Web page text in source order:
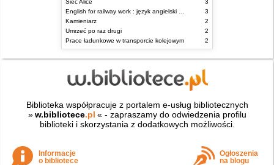
Sieć Alice
3
3
Kamieniarz
2
Umrzeć po raz drugi
2
Prace ładunkowe w transporcie kolejowym
2
Biblioteka współpracuje z portalem e-usług bibliotecznych
» w.bibliotece.pl « - zapraszamy do odwiedzenia profilu
biblioteki i skorzystania z dodatkowych możliwości.
Informacje
o bibliotece
Ogłoszenia
na blogu